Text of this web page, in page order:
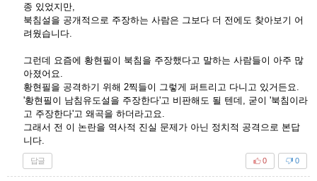
종 있었지만,
북침설을 공개적으로 주장하는 사람은 그보다 더 전에도 찾아보기 어
려웠습니다.
그런데 요즘에 황현필이 북침을 주장했다고 말하는 사람들이 아주 많
아졌어요.
황현필을 공격하기 위해 2찍들이 그렇게 퍼트리고 다니고 있거든요.
'황현필이 남침유도설을 주장한다'고 비판해도 될 텐데, 굳이 '북침이라
고 주장한다'고 왜곡을 하더라고요.
그래서 전 이 논란을 역사적 진실 문제가 아닌 정치적 공격으로 본답
니다.
답글 0
0